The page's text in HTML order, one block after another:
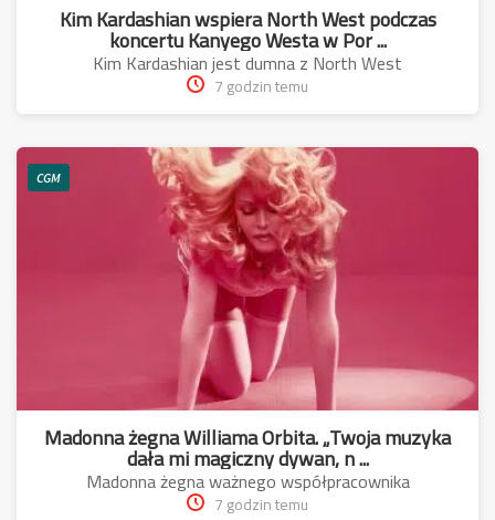
Kim Kardashian wspiera North West podczas
koncertu Kanyego Westa w Por ...
Kim Kardashian jest dumna z North West
7 godzin temu
CGM
Madonna żegna Williama Orbita. „Twoja muzyka
dała mi magiczny dywan, n ...
Madonna żegna ważnego współpracownika
7 godzin temu